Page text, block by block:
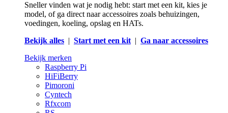
Sneller vinden wat je nodig hebt: start met een kit, kies je
model, of ga direct naar accessoires zoals behuizingen,
voedingen, koeling, opslag en HATs.
Bekijk alles | Start met een kit| Ga naar accessoires
Bekijk merken
Raspberry Pi
HiFiBerry
Pimoroni
Cyntech
Rfxcom